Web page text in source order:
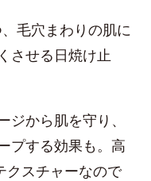
毛穴まわりの肌に
させる日焼け止
から肌を守り、
プする効果も。高
クスチャーなので